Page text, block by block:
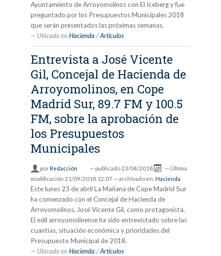
Ayuntamiento de Arroyomolinos con El Iceberg y fue
preguntado por los Presupuestos Municipales 2018
que serán presentados las próximas semanas.
Ubicado en Hacienda /Artículos
Entrevista a José Vicente
Gil, Concejal de Hacienda de
Arroyomolinos, en Cope
Madrid Sur, 89.7 FM y 100.5
FM, sobre la aprobación de
los Presupuestos
Municipales
porRedacción — publicado 23/04/2018 — Última
modificación 21/09/2018 12:07 — archivado en: Hacienda
Este lunes 23 de abril La Mañana de Cope Madrid Sur
ha comenzado con el Concejal de Hacienda de
Arroyomolinos, José Vicente Gil, como protagonista.
El edil arroyomolinense ha sido entrevistado sobre las
cuantías, situación económica y prioridades del
Presupuesto Municipal de 2018.
Ubicado en Hacienda /Artículos